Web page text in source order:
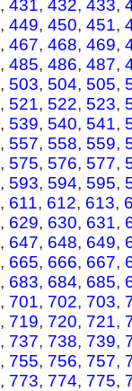
, 431, 432, 433,
, 449, 450, 451,
, 467, 468, 469,
, 485, 486, 487,
, 503, 504, 505,
, 521, 522, 523,
, 539, 540, 541,
, 557, 558, 559,
, 575, 576, 577,
, 593, 594, 595,
, 611, 612, 613,
, 629, 630, 631,
, 647, 648, 649,
, 665, 666, 667,
, 683, 684, 685,
, 701, 702, 703,
, 719, 720, 721,
, 737, 738, 739,
, 755, 756, 757,
, 773, 774, 775,